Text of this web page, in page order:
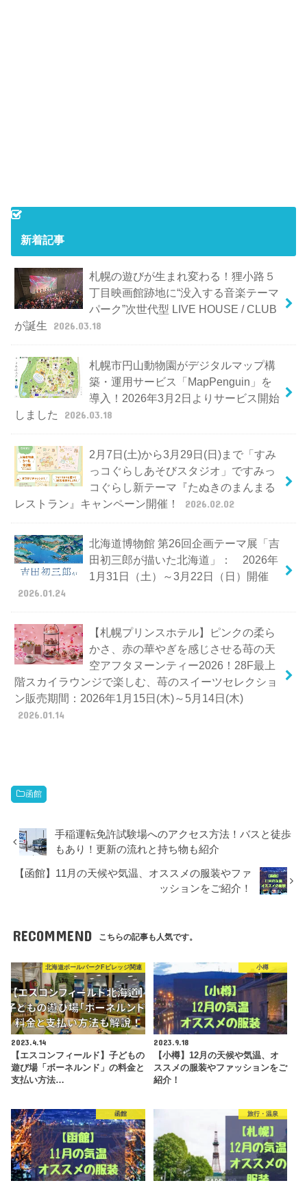
新着記事
札幌の遊びが生まれ変わる！狸小路５
丁目映画館跡地に“没入する音楽テーマ
パーク”次世代型 LIVE HOUSE / CLUB
が誕生
2026.03.18
札幌市円山動物園がデジタルマップ構
築・運用サービス「MapPenguin」を
導入！2026年3月2日よりサービス開始
しました
2026.03.18
2月7日(土)から3月29日(日)まで「すみ
っコぐらしあそびスタジオ」ですみっ
コぐらし新テーマ『たぬきのまんまる
レストラン』キャンペーン開催！
2026.02.02
北海道博物館 第26回企画テーマ展「吉
田初三郎が描いた北海道」： 2026年
1月31日（土）～3月22日（日）開催
2026.01.24
【札幌プリンスホテル】ピンクの柔ら
かさ、赤の華やぎを感じさせる苺の天
空アフタヌーンティー2026！28F最上
階スカイラウンジで楽しむ、苺のスイーツセレクショ
ン販売期間：2026年1月15日(木)～5月14日(木)
2026.01.14
函館
手稲運転免許試験場へのアクセス方法！バスと徒歩
もあり！更新の流れと持ち物も紹介
【函館】11月の天候や気温、オススメの服装やファ
ッションをご紹介！
RECOMMEND こちらの記事も人気です。
北海道ボールパークFビレッジ関連
2023.4.14
【エスコンフィールド】子どもの
遊び場「ボーネルンド」の料金と
支払い方法…
小樽
2023.9.18
【小樽】12月の天候や気温、オ
ススメの服装やファッションをご
紹介！
函館 旅行・温泉